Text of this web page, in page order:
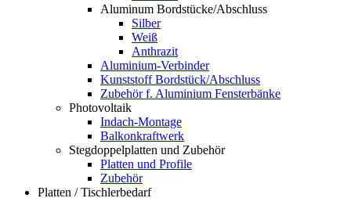
Aluminum Bordstücke/Abschluss
Silber
Weiß
Anthrazit
Aluminium-Verbinder
Kunststoff Bordstück/Abschluss
Zubehör f. Aluminium Fensterbänke
Photovoltaik
Indach-Montage
Balkonkraftwerk
Stegdoppelplatten und Zubehör
Platten und Profile
Zubehör
Platten / Tischlerbedarf